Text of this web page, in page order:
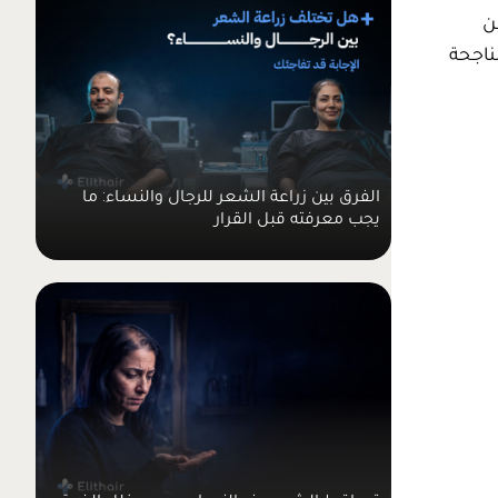
الفرق بين زراعة الشعر للرجال والنساء: ما
يجب معرفته قبل القرار